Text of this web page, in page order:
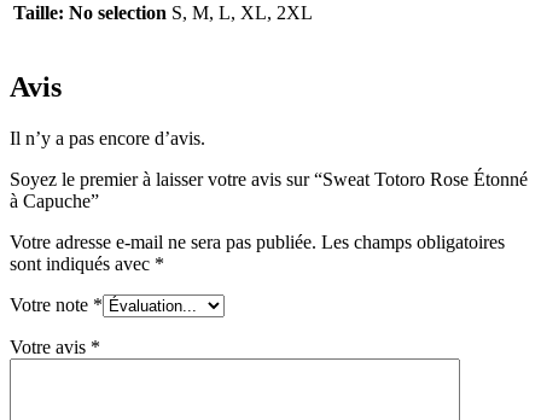
Taille: No selection S, M, L, XL, 2XL
Avis
Il n’y a pas encore d’avis.
Soyez le premier à laisser votre avis sur “Sweat Totoro Rose Étonné
à Capuche”
Votre adresse e-mail ne sera pas publiée. Les champs obligatoires
sont indiqués avec *
Votre note *
Votre avis *